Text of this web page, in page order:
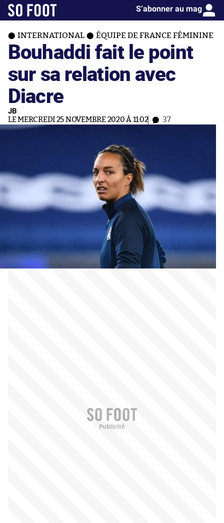
S’abonner au mag
INTERNATIONAL ÉQUIPE DE FRANCE FÉMININE
Bouhaddi fait le point
sur sa relation avec
Diacre
JB
LE MERCREDI 25 NOVEMBRE 2020 À 11:02 37